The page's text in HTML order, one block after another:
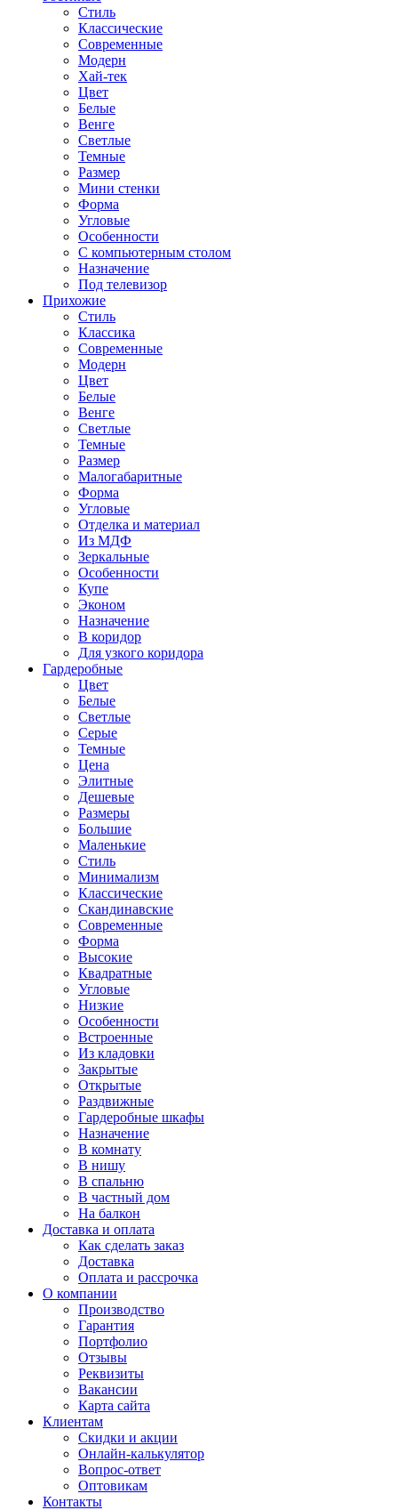
Стиль
Классические
Современные
Модерн
Хай-тек
Цвет
Белые
Венге
Светлые
Темные
Размер
Мини стенки
Форма
Угловые
Особенности
С компьютерным столом
Назначение
Под телевизор
Прихожие
Стиль
Классика
Современные
Модерн
Цвет
Белые
Венге
Светлые
Темные
Размер
Малогабаритные
Форма
Угловые
Отделка и материал
Из МДФ
Зеркальные
Особенности
Купе
Эконом
Назначение
В коридор
Для узкого коридора
Гардеробные
Цвет
Белые
Светлые
Серые
Темные
Цена
Элитные
Дешевые
Размеры
Большие
Маленькие
Стиль
Минимализм
Классические
Скандинавские
Современные
Форма
Высокие
Квадратные
Угловые
Низкие
Особенности
Встроенные
Из кладовки
Закрытые
Открытые
Раздвижные
Гардеробные шкафы
Назначение
В комнату
В нишу
В спальню
В частный дом
На балкон
Доставка и оплата
Как сделать заказ
Доставка
Оплата и рассрочка
О компании
Производство
Гарантия
Портфолио
Отзывы
Реквизиты
Вакансии
Карта сайта
Клиентам
Скидки и акции
Онлайн-калькулятор
Вопрос-ответ
Оптовикам
Контакты